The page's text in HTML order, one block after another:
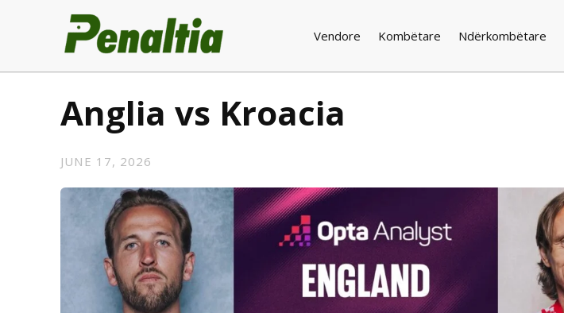
Vendore Kombëtare Ndërkombëtare
Anglia vs Kroacia
JUNE 17, 2026